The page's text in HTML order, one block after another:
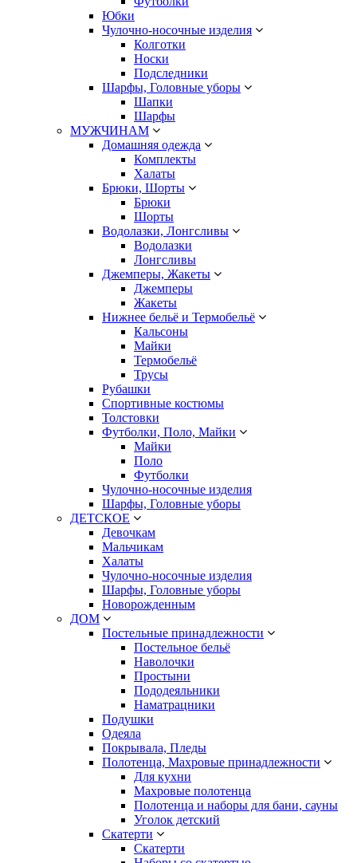
Юбки
Чулочно-носочные изделия
Колготки
Носки
Подследники
Шарфы, Головные уборы
Шапки
Шарфы
МУЖЧИНАМ
Домашняя одежда
Комплекты
Халаты
Брюки, Шорты
Брюки
Шорты
Водолазки, Лонгсливы
Водолазки
Лонгсливы
Джемперы, Жакеты
Джемперы
Жакеты
Нижнее бельё и Термобельё
Кальсоны
Майки
Термобельё
Трусы
Рубашки
Спортивные костюмы
Толстовки
Футболки, Поло, Майки
Майки
Поло
Футболки
Чулочно-носочные изделия
Шарфы, Головные уборы
ДЕТСКОЕ
Девочкам
Мальчикам
Халаты
Чулочно-носочные изделия
Шарфы, Головные уборы
Новорожденным
ДОМ
Постельные принадлежности
Постельное бельё
Наволочки
Простыни
Пододеяльники
Наматрацники
Подушки
Одеяла
Покрывала, Пледы
Полотенца, Махровые принадлежности
Для кухни
Махровые полотенца
Полотенца и наборы для бани, сауны
Уголок детский
Скатерти
Скатерти